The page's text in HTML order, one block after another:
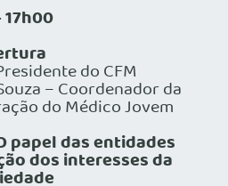
17h00
do CFM
– Coordenador da
do Médico Jovem
papel das entidades
dos interesses da